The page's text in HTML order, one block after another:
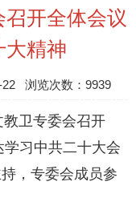
开全体会议
大精神
浏览次数：9939
卫专委会召开
习中共二十大会
，专委会成员参